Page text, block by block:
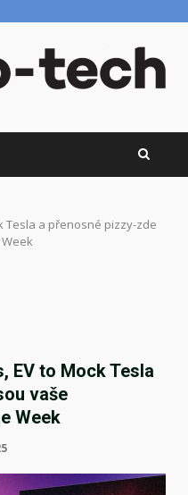
Tesla a přenosné pizzy-zde
EV to Mock Tesla
vaše
Week